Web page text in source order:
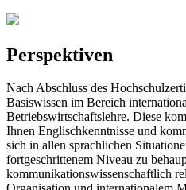
Perspektiven
Nach Abschluss des
Basiswissen im Bereich
Betriebswirtschaftslehre. Diese
Ihnen Englischkenntnisse und
sich in allen sprachlichen
fortgeschrittenem Niveau zu
kommunikationswissenschaftlich